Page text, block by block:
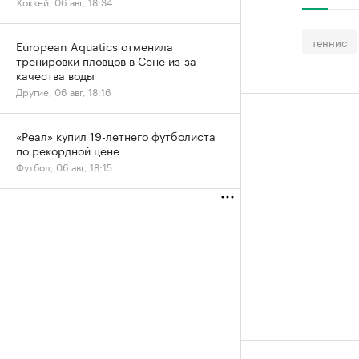
теннис
European Aquatics отменила
тренировки пловцов в Сене из-за
качества воды
Другие, 06 авг, 18:16
«Реал» купил 19-летнего футболиста
по рекордной цене
Футбол, 06 авг, 18:15